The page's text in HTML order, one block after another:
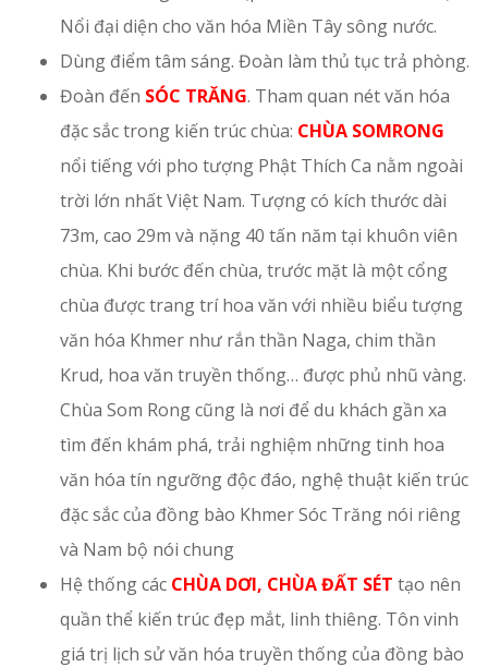
Nổi đại diện cho văn hóa Miền Tây sông nước.
Dùng điểm tâm sáng. Đoàn làm thủ tục trả phòng.
Đoàn đến SÓC TRĂNG. Tham quan nét văn hóa
đặc sắc trong kiến trúc chùa: CHÙA SOMRONG
nổi tiếng với pho tượng Phật Thích Ca nằm ngoài
trời lớn nhất Việt Nam. Tượng có kích thước dài
73m, cao 29m và nặng 40 tấn năm tại khuôn viên
chùa. Khi bước đến chùa, trước mặt là một cổng
chùa được trang trí hoa văn với nhiều biểu tượng
văn hóa Khmer như rắn thần Naga, chim thần
Krud, hoa văn truyền thống… được phủ nhũ vàng.
Chùa Som Rong cũng là nơi để du khách gần xa
tìm đến khám phá, trải nghiệm những tinh hoa
văn hóa tín ngưỡng độc đáo, nghệ thuật kiến trúc
đặc sắc của đồng bào Khmer Sóc Trăng nói riêng
và Nam bộ nói chung
Hệ thống các CHÙA DƠI, CHÙA ĐẤT SÉT tạo nên
quần thể kiến trúc đẹp mắt, linh thiêng. Tôn vinh
giá trị lịch sử văn hóa truyền thống của đồng bào